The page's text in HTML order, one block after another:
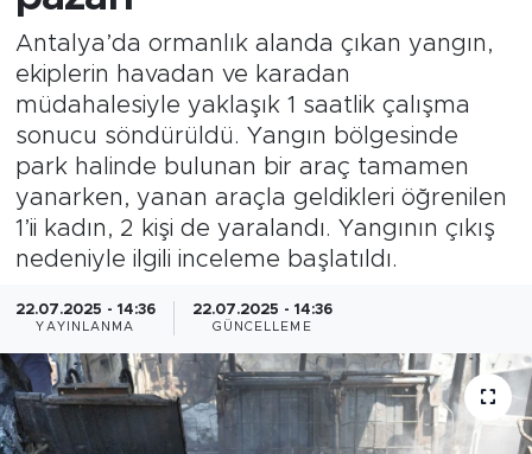
Antalya’da ormanlık alanda çıkan yangın,
ekiplerin havadan ve karadan
müdahalesiyle yaklaşık 1 saatlik çalışma
sonucu söndürüldü. Yangın bölgesinde
park halinde bulunan bir araç tamamen
yanarken, yanan araçla geldikleri öğrenilen
1’ii kadın, 2 kişi de yaralandı. Yangının çıkış
nedeniyle ilgili inceleme başlatıldı.
22.07.2025 - 14:36
YAYINLANMA
22.07.2025 - 14:36
GÜNCELLEME